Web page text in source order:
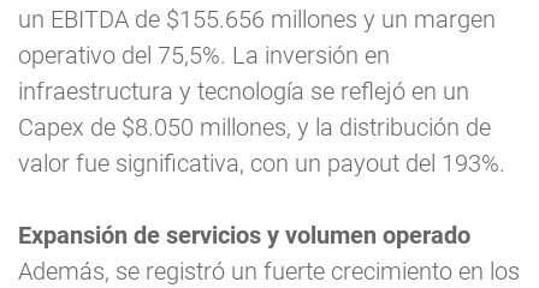
un EBITDA de $155.656 millones y un margen
operativo del 75,5%. La inversión en
infraestructura y tecnología se reflejó en un
Capex de $8.050 millones, y la distribución de
valor fue significativa, con un payout del 193%.
Expansión de servicios y volumen operado
Además, se registró un fuerte crecimiento en los